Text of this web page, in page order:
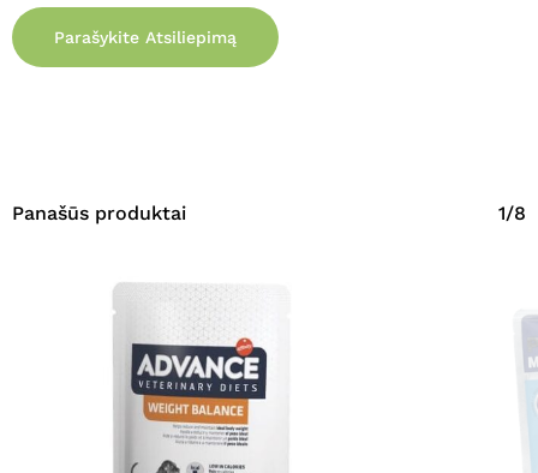
Parašykite Atsiliepimą
Panašūs produktai 1/8